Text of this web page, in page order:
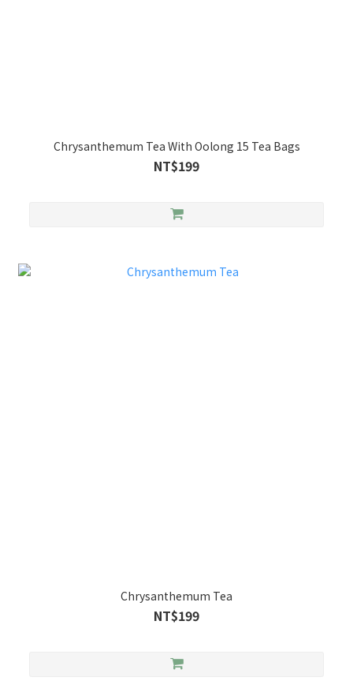
Chrysanthemum Tea With Oolong 15 Tea Bags
NT$199
Chrysanthemum Tea
NT$199